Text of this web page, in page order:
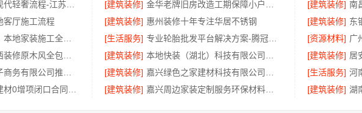
[建筑装修] [建筑装修]
客厅施工流程 [建筑装修] 惠州装修十年专注华居不锈钢 [建筑装修]
[生活服务] [资源材料]
[建筑装修] [建筑装修]
[建筑装修] [生活服务]
[建筑装修] [建筑装修]